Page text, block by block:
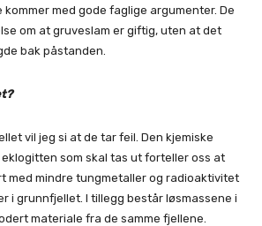
med gode faglige argumenter. De
om at gruveslam er giftig, uten at det
bak påstanden.
vil jeg si at de tar feil. Den kjemiske
som skal tas ut forteller oss at
med mindre tungmetaller og radioaktivitet
i grunnfjellet. I tillegg består løsmassene i
materiale fra de samme fjellene.